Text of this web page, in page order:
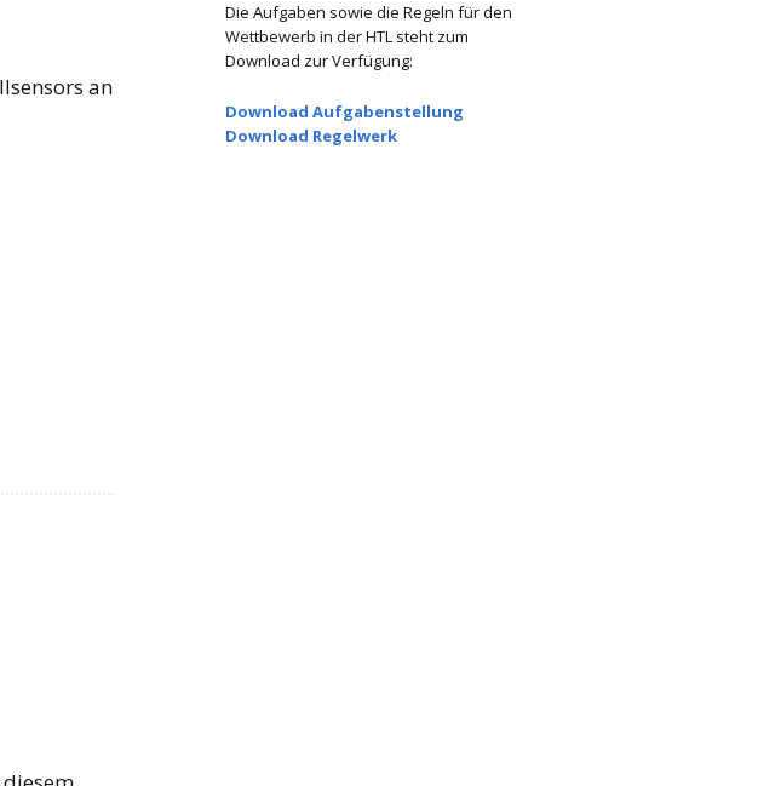
an
Die Aufgaben sowie die Regeln für den
Wettbewerb in der HTL steht zum
Download zur Verfügung:
Download Aufgabenstellung
Download Regelwerk